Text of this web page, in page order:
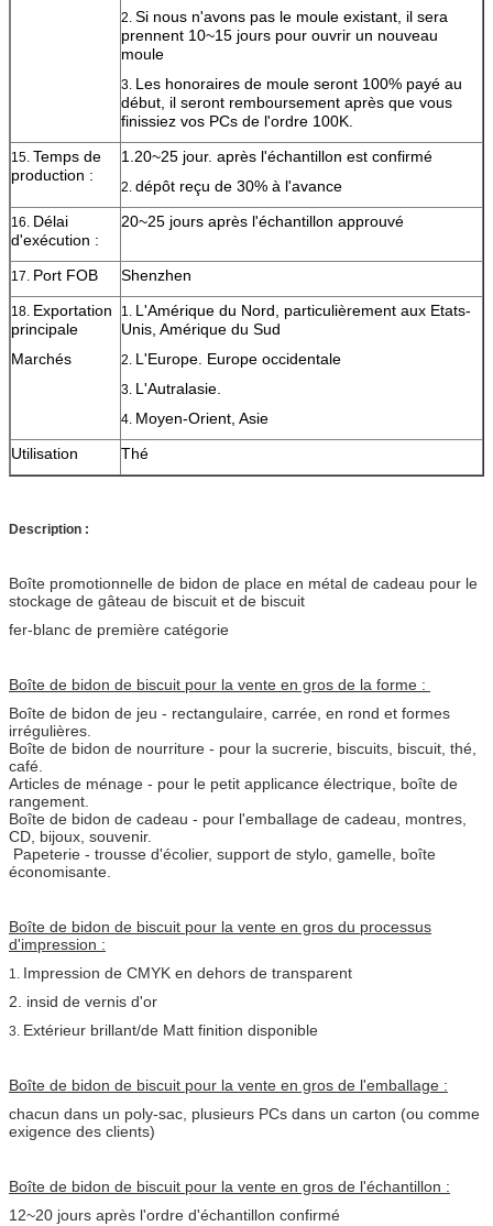
2. Si nous n'avons pas le moule existant, il sera
prennent 10~15 jours pour ouvrir un nouveau
moule
3. Les honoraires de moule seront 100% payé au
début, il seront remboursement après que vous
finissiez vos PCs de l'ordre 100K.
15. Temps de
production :
1.20~25 jour. après l'échantillon est confirmé
2. dépôt reçu de 30% à l'avance
16. Délai
d'exécution :
20~25 jours après l'échantillon approuvé
17. Port FOB Shenzhen
18. Exportation
principale
Marchés
1. L'Amérique du Nord, particulièrement aux Etats-
Unis, Amérique du Sud
2. L'Europe. Europe occidentale
3. L'Autralasie.
4. Moyen-Orient, Asie
Utilisation
Thé
Description :
Boîte promotionnelle de bidon de place en métal de cadeau pour le
stockage de gâteau de biscuit et de biscuit
fer-blanc de première catégorie
Boîte de bidon de biscuit pour la vente en gros de la forme :
Boîte de bidon de jeu - rectangulaire, carrée, en rond et formes
irrégulières.
Boîte de bidon de nourriture - pour la sucrerie, biscuits, biscuit, thé,
café.
Articles de ménage - pour le petit applicance électrique, boîte de
rangement.
Boîte de bidon de cadeau - pour l'emballage de cadeau, montres,
CD, bijoux, souvenir.
Papeterie - trousse d'écolier, support de stylo, gamelle, boîte
économisante.
Boîte de bidon de biscuit pour la vente en gros du processus
d'impression :
1. Impression de CMYK en dehors de transparent
2. insid de vernis d'or
3. Extérieur brillant/de Matt finition disponible
Boîte de bidon de biscuit pour la vente en gros de l'emballage :
chacun dans un poly-sac, plusieurs PCs dans un carton (ou comme
exigence des clients)
Boîte de bidon de biscuit pour la vente en gros de l'échantillon :
12~20 jours après l'ordre d'échantillon confirmé